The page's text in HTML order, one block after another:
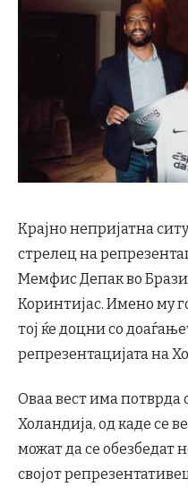
Крајно непријатна
стрелец на
Мемфис Депак во
Коринтијас. Имено му
тој ќе доцни со
репрезентацијата на
Оваа вест има потврда
Холандија, од каде се
можат да се обезбедат
својот